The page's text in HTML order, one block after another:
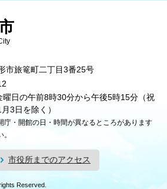
旅篭町二丁目3番25号
曜日の午前8時30分から午後5時15分（祝
3日を除く）
・開館の日・時間が異なるところがあります
市役所までのアクセス
Reserved.